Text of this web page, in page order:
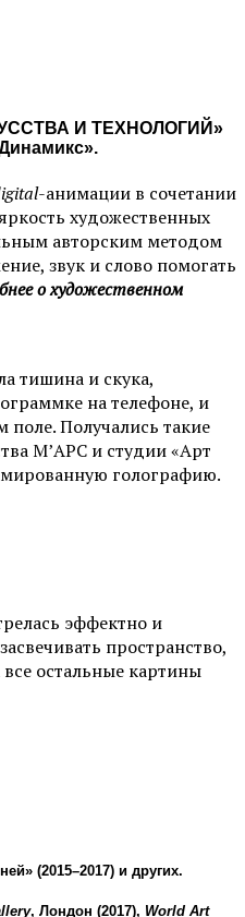
И ТЕХНОЛОГИЙ»
-анимации в сочетании
художественных
авторским методом
звук и слово помогать
о художественном
тишина и скука,
на телефоне, и
Получались такие
М’АРС и студии «Арт
голографию.
эффектно и
пространство,
остальные картины
(2015–2017) и других.
, Лондон (2017), World Art